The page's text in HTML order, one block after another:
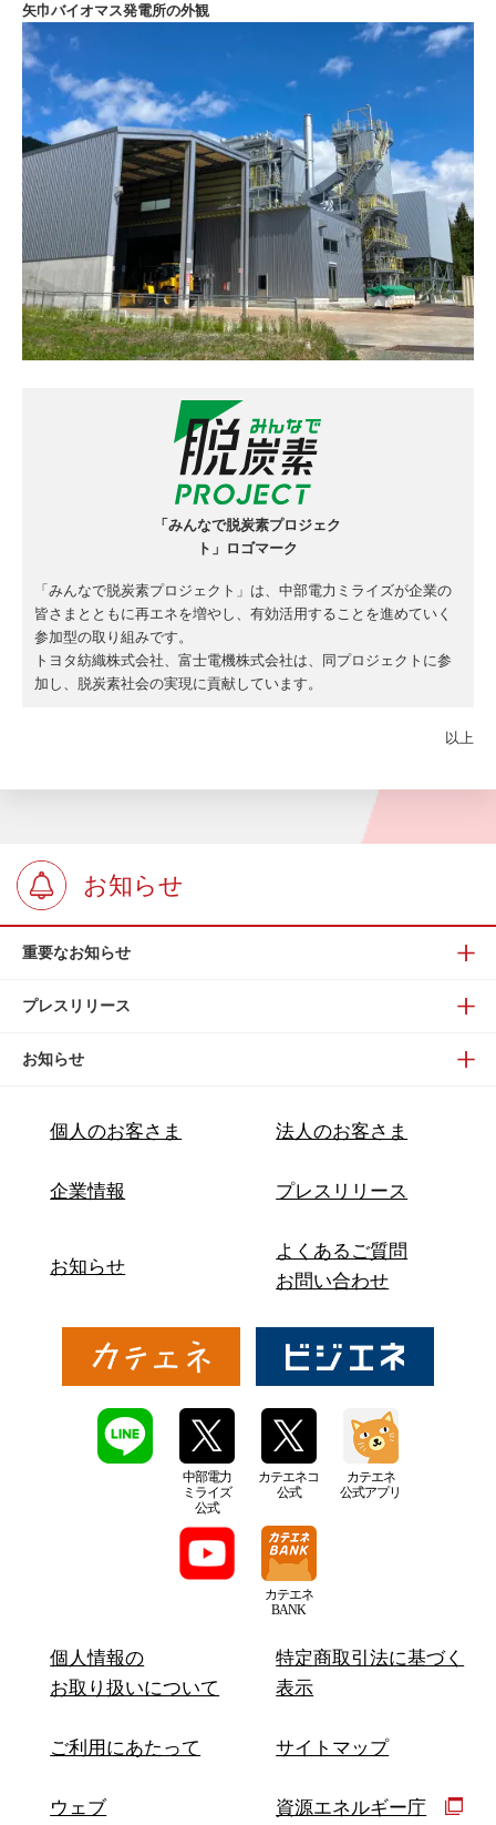
矢巾バイオマス発電所の外観
「みんなで脱炭素プロジェク
ト」ロゴマーク
「みんなで脱炭素プロジェクト」は、中部電力ミライズが企業の
皆さまとともに再エネを増やし、有効活用することを進めていく
参加型の取り組みです。
トヨタ紡織株式会社、富士電機株式会社は、同プロジェクトに参
加し、脱炭素社会の実現に貢献しています。
以上
お知らせ
重要なお知らせ
プレスリリース
お知らせ
個人のお客さま 法人のお客さま
企業情報 プレスリリース
お知らせ
よくあるご質問
お問い合わせ
中部電力
ミライズ
公式
カテエネコ
公式
カテエネ
公式アプリ
カテエネ
BANK
個人情報の
お取り扱いについて
特定商取引法に基づく
表示
ご利用にあたって サイトマップ
ウェブ 資源エネルギー庁